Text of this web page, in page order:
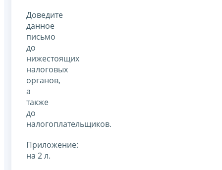
Доведите
данное
письмо
до
нижестоящих
налоговых
органов,
а
также
до
налогоплательщиков.
Приложение:
на 2 л.